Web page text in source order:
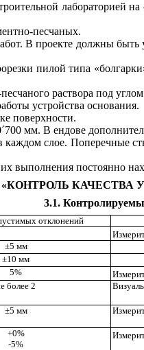
лабораторией
песчаных.
В проекте должны
пилой типа
раствора под
устройства основания.
поверхности.
´700 мм. В ендове
слое.
выполнения постоянно
«КОНТРОЛЬ КАЧЕСТВА
3.1.
отклонений
±5 мм
±10 мм
5%
более 2
±5 мм
+0%
-5%